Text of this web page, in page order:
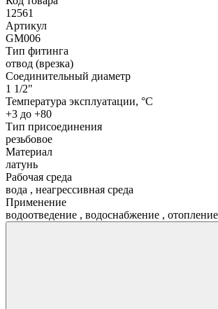
12561
Артикул
GM006
Тип фитинга
отвод (врезка)
Cоединительный диаметр
1 1/2"
Температура эксплуатации, °С
+3 до +80
Тип присоединения
резьбовое
Материал
латунь
Рабочая среда
вода , неагрессивная среда
Применение
водоотведение , водоснабжение , отопление